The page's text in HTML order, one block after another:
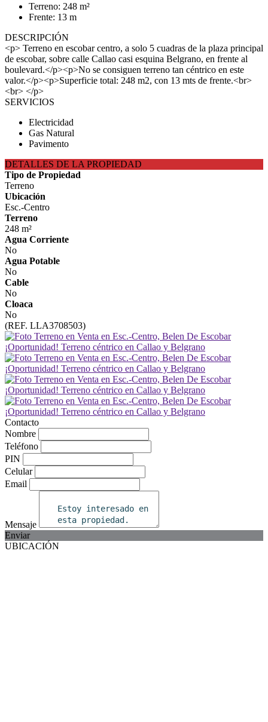
Terreno: 248 m²
Frente: 13 m
DESCRIPCIÓN
<p> Terreno en escobar centro, a solo 5 cuadras de la plaza principal
de escobar, sobre calle Callao casi esquina Belgrano, en frente al
boulevard.</p><p>No se consiguen terreno tan céntrico en este
valor.</p><p>Superficie total: 248 m2, con 13 mts de frente.<br>
<br> </p>
SERVICIOS
Electricidad
Gas Natural
Pavimento
DETALLES DE LA PROPIEDAD
Tipo de Propiedad
Terreno
Ubicación
Esc.-Centro
Terreno
248 m²
Agua Corriente
No
Agua Potable
No
Cable
No
Cloaca
No
(REF. LLA3708503)
Contacto
Nombre
Teléfono
PIN
Celular
Email
Mensaje
Enviar
UBICACIÓN